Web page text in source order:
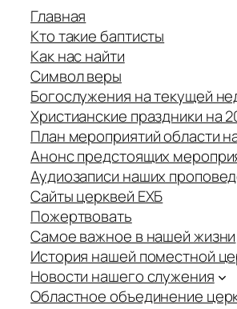
Главная
Кто такие баптисты
Как нас найти
Символ веры
Богослужения на текущей
Христианские праздники на
План мероприятий области
Анонс предстоящих
Аудиозаписи наших
Сайты церквей ЕХБ
Пожертвовать
Самое важное в нашей жизни
История нашей поместной
Новости нашего служения
Областное объединение